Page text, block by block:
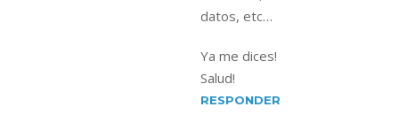
datos, etc…
Ya me dices!
Salud!
RESPONDER